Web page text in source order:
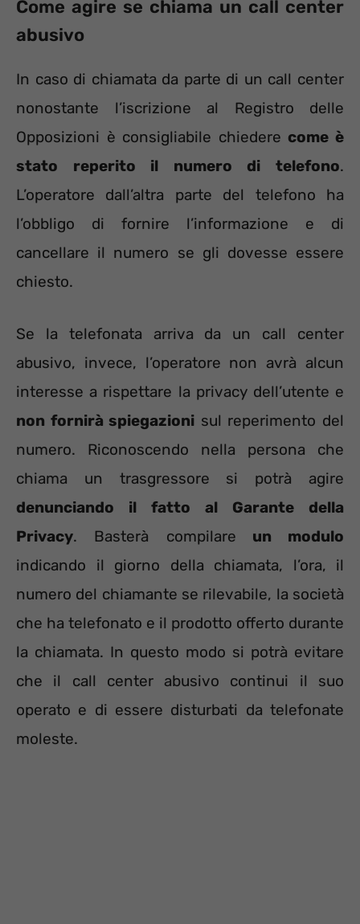
Come agire se chiama un call center
abusivo
In caso di chiamata da parte di un call center
nonostante l’iscrizione al Registro delle
Opposizioni è consigliabile chiedere come è
stato reperito il numero di telefono.
L’operatore dall’altra parte del telefono ha
l’obbligo di fornire l’informazione e di
cancellare il numero se gli dovesse essere
chiesto.
Se la telefonata arriva da un call center
abusivo, invece, l’operatore non avrà alcun
interesse a rispettare la privacy dell’utente e
non fornirà spiegazioni sul reperimento del
numero. Riconoscendo nella persona che
chiama un trasgressore si potrà agire
denunciando il fatto al Garante della
Privacy. Basterà compilare un modulo
indicando il giorno della chiamata, l’ora, il
numero del chiamante se rilevabile, la società
che ha telefonato e il prodotto offerto durante
la chiamata. In questo modo si potrà evitare
che il call center abusivo continui il suo
operato e di essere disturbati da telefonate
moleste.